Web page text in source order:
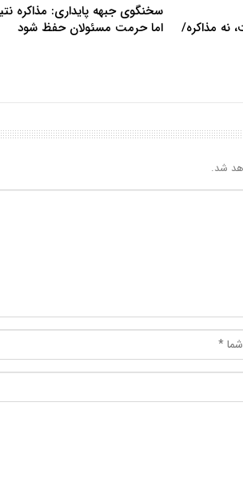
نه مذاکره/
سخنگوی جبهه پایداری: مذاکره
اما حرمت مسئولان حفظ شود
شد.